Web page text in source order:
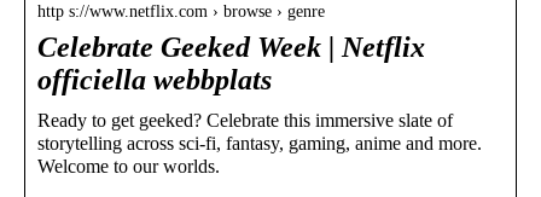
http s://www.netflix.com › browse › genre
Celebrate Geeked Week | Netflix
officiella webbplats
Ready to get geeked? Celebrate this immersive slate of
storytelling across sci-fi, fantasy, gaming, anime and more.
Welcome to our worlds.